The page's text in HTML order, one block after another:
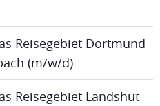
Reisegebiet Dortmund -
(m/w/d)
Reisegebiet Landshut -